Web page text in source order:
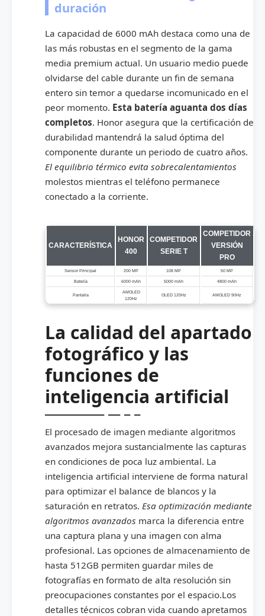
duración
La capacidad de 6000 mAh destaca como una de
las más robustas en el segmento de la gama
media premium actual. Un usuario medio puede
olvidarse del cable durante un fin de semana
entero sin temor a quedarse incomunicado en el
peor momento. Esta batería aguanta dos días
completos. Honor asegura que la certificación de
durabilidad mantendrá la salud óptima del
componente durante un periodo de cuatro años.
El equilibrio térmico evita sobrecalentamientos
molestos mientras el teléfono permanece
conectado a la corriente.
CARACTERÍSTICA
HONOR
400
COMPETIDOR
SERIE T
COMPETIDOR
VERSIÓN
PRO
Sensor Principal 200 MP 108 MP 50 MP
Batería 6000 mAh 5000 mAh 4800 mAh
Pantalla
AMOLED
120Hz
OLED 120Hz AMOLED 90Hz
La calidad del apartado
fotográfico y las
funciones de
inteligencia artificial
El procesado de imagen mediante algoritmos
avanzados mejora sustancialmente las capturas
en condiciones de poca luz ambiental. La
inteligencia artificial interviene de forma natural
para optimizar el balance de blancos y la
saturación en retratos. Esa optimización mediante
algoritmos avanzados marca la diferencia entre
una captura plana y una imagen con alma
profesional. Las opciones de almacenamiento de
hasta 512GB permiten guardar miles de
fotografías en formato de alta resolución sin
preocupaciones constantes por el espacio.Los
detalles técnicos cobran vida cuando apretamos